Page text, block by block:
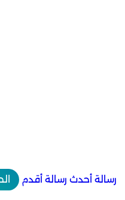
رسالة أحدث رسالة أقدم